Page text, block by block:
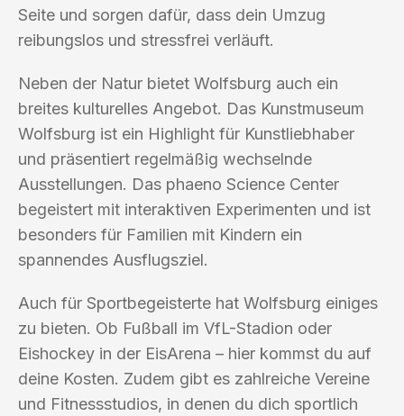
Seite und sorgen dafür, dass dein Umzug
reibungslos und stressfrei verläuft.
Neben der Natur bietet Wolfsburg auch ein
breites kulturelles Angebot. Das Kunstmuseum
Wolfsburg ist ein Highlight für Kunstliebhaber
und präsentiert regelmäßig wechselnde
Ausstellungen. Das phaeno Science Center
begeistert mit interaktiven Experimenten und ist
besonders für Familien mit Kindern ein
spannendes Ausflugsziel.
Auch für Sportbegeisterte hat Wolfsburg einiges
zu bieten. Ob Fußball im VfL-Stadion oder
Eishockey in der EisArena – hier kommst du auf
deine Kosten. Zudem gibt es zahlreiche Vereine
und Fitnessstudios, in denen du dich sportlich